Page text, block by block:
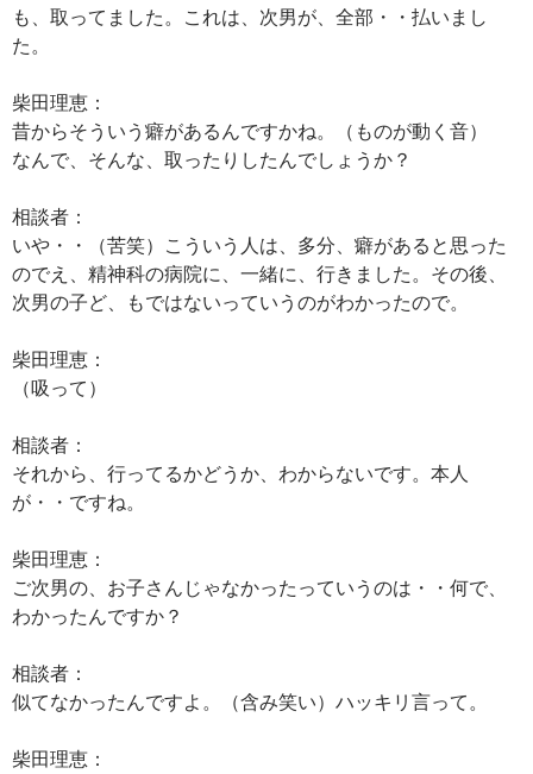
も、取ってました。これは、次男が、全部・・払いまし
た。
柴田理恵：
昔からそういう癖があるんですかね。（ものが動く音）
なんで、そんな、取ったりしたんでしょうか？
相談者：
いや・・（苦笑）こういう人は、多分、癖があると思った
のでえ、精神科の病院に、一緒に、行きました。その後、
次男の子ど、もではないっていうのがわかったので。
柴田理恵：
（吸って）
相談者：
それから、行ってるかどうか、わからないです。本人
が・・ですね。
柴田理恵：
ご次男の、お子さんじゃなかったっていうのは・・何で、
わかったんですか？
相談者：
似てなかったんですよ。（含み笑い）ハッキリ言って。
柴田理恵：